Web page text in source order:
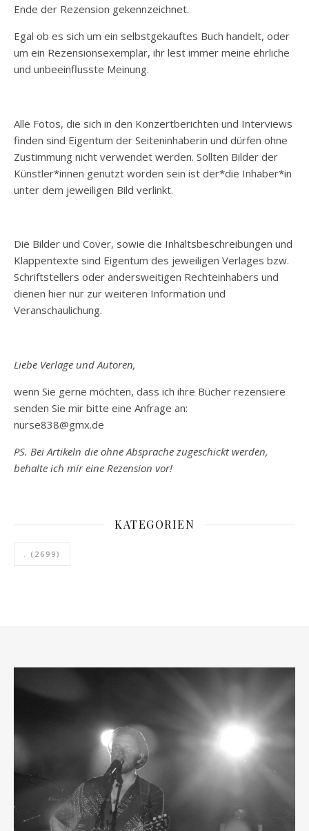
Ende der Rezension gekennzeichnet.
Egal ob es sich um ein selbstgekauftes Buch handelt, oder
um ein Rezensionsexemplar, ihr lest immer meine ehrliche
und unbeeinflusste Meinung.
Alle Fotos, die sich in den Konzertberichten und Interviews
finden sind Eigentum der Seiteninhaberin und dürfen ohne
Zustimmung nicht verwendet werden. Sollten Bilder der
Künstler*innen genutzt worden sein ist der*die Inhaber*in
unter dem jeweiligen Bild verlinkt.
Die Bilder und Cover, sowie die Inhaltsbeschreibungen und
Klappentexte sind Eigentum des jeweiligen Verlages bzw.
Schriftstellers oder andersweitigen Rechteinhabers und
dienen hier nur zur weiteren Information und
Veranschaulichung.
Liebe Verlage und Autoren,
wenn Sie gerne möchten, dass ich ihre Bücher rezensiere
senden Sie mir bitte eine Anfrage an:
nurse838@gmx.de
PS. Bei Artikeln die ohne Absprache zugeschickt werden,
behalte ich mir eine Rezension vor!
KATEGORIEN
. (2699)